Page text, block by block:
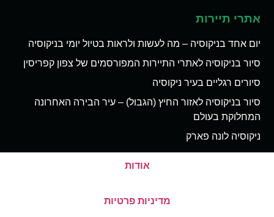
אתרי תיירות
יום אחד בניקוסיה – מה לעשות ולראות בטיול יומי בניקוסיה
סיור בניקוסיה לאתרי התיירות המפורסמים של צפון קפריסין
סיורים רגליים בעיר ניקוסיה
סיור בניקוסיה לאזור החיץ (הגבול) – עיר הבירה האחרונה
המחלוקת בעולם
ניקוסיה לונה פארק
אודות
מדיניות פרטיות